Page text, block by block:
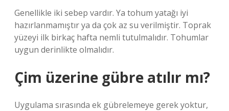
Genellikle iki sebep vardır. Ya tohum yatağı iyi
hazırlanmamıştır ya da çok az su verilmiştir. Toprak
yüzeyi ilk birkaç hafta nemli tutulmalıdır. Tohumlar
uygun derinlikte olmalıdır.
Çim üzerine gübre atılır mı?
Uygulama sırasında ek gübrelemeye gerek yoktur,